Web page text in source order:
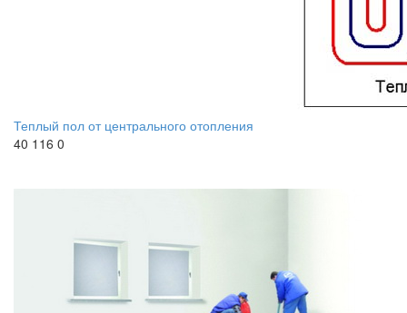
Теплый пол от центрального отопления
40 116 0